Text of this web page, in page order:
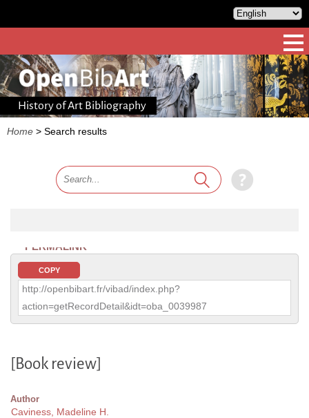
History of Art Bibliography
Home > Search results
PERMALINK
COPY
http://openbibart.fr/vibad/index.php?
action=getRecordDetail&idt=oba_0039987
[Book review]
Author
Caviness, Madeline H.